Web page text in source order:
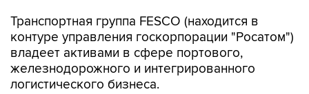
Транспортная группа FESCO (находится в
контуре управления госкорпорации "Росатом")
владеет активами в сфере портового,
железнодорожного и интегрированного
логистического бизнеса.